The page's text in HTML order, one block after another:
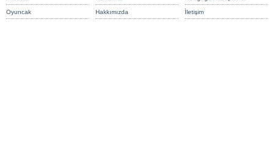
Oyuncak Hakkımızda İletişim